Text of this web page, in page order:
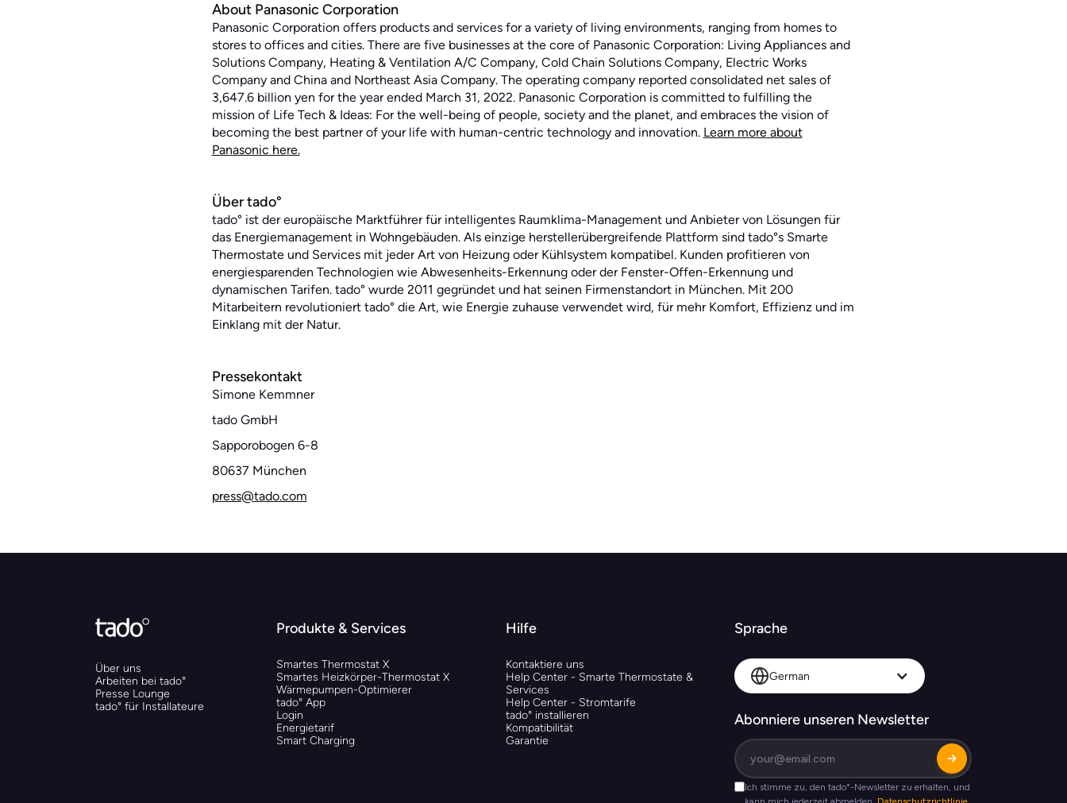
About Panasonic Corporation
Panasonic Corporation offers products and services for a variety of living environments, ranging from homes to
stores to offices and cities. There are five businesses at the core of Panasonic Corporation: Living Appliances and
Solutions Company, Heating & Ventilation A/C Company, Cold Chain Solutions Company, Electric Works
Company and China and Northeast Asia Company. The operating company reported consolidated net sales of
3,647.6 billion yen for the year ended March 31, 2022. Panasonic Corporation is committed to fulfilling the
mission of Life Tech & Ideas: For the well-being of people, society and the planet, and embraces the vision of
becoming the best partner of your life with human-centric technology and innovation. Learn more about
Panasonic here.
Über tado°
tado° ist der europäische Marktführer für intelligentes Raumklima-Management und Anbieter von Lösungen für
das Energiemanagement in Wohngebäuden. Als einzige herstellerübergreifende Plattform sind tado°s Smarte
Thermostate und Services mit jeder Art von Heizung oder Kühlsystem kompatibel. Kunden profitieren von
energiesparenden Technologien wie Abwesenheits-Erkennung oder der Fenster-Offen-Erkennung und
dynamischen Tarifen. tado° wurde 2011 gegründet und hat seinen Firmenstandort in München. Mit 200
Mitarbeitern revolutioniert tado° die Art, wie Energie zuhause verwendet wird, für mehr Komfort, Effizienz und im
Einklang mit der Natur.
Pressekontakt
Simone Kemmner
‍tado GmbH
Sapporobogen 6-8
80637 München
press@tado.com
Über uns
Arbeiten bei tado°
Presse Lounge
tado° für Installateure
Produkte & Services
Smartes Thermostat X
Smartes Heizkörper-Thermostat X
Wärmepumpen-Optimierer
tado° App
Login
Energietarif
Smart Charging
Hilfe
Kontaktiere uns
Help Center - Smarte Thermostate &
Services
Help Center - Stromtarife
tado° installieren
Kompatibilität
Garantie
Sprache
German
Abonniere unseren Newsletter